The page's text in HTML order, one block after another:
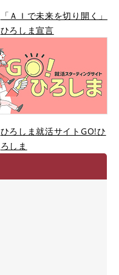
「ＡＩで未来を切り開く」
ひろしま宣言
ひろしま就活サイトGO!ひ
ろしま